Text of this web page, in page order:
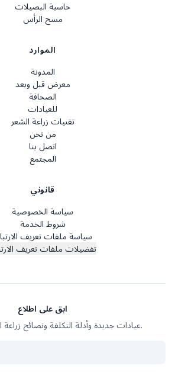
حاسبة البصيلات
مسح الرأس
الموارد
المدونة
معرض قبل وبعد
الصحافة
للعيادات
تقنيات زراعة الشعر
من نحن
اتصل بنا
المجتمع
قانوني
سياسة الخصوصية
شروط الخدمة
سياسة ملفات تعريف
تفضيلات ملفات تعريف
ابق على اطلاع
عيادات جديدة وأدلة التكلفة ونصائح زراعة الشعر. بدون إزعاج.